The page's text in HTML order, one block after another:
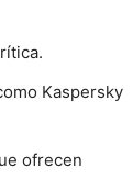
Kaspersky
ofrecen